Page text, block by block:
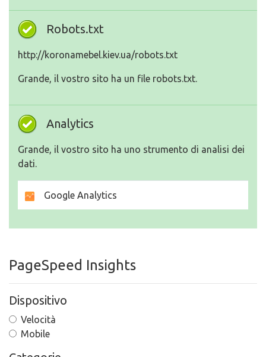
Robots.txt
http://koronamebel.kiev.ua/robots.txt
Grande, il vostro sito ha un file robots.txt.
Analytics
Grande, il vostro sito ha uno strumento di analisi dei
dati.
Google Analytics
PageSpeed Insights
Dispositivo
Velocità
Mobile